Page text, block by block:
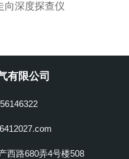
向深度探查仪
有限公司
西路680弄4号楼508